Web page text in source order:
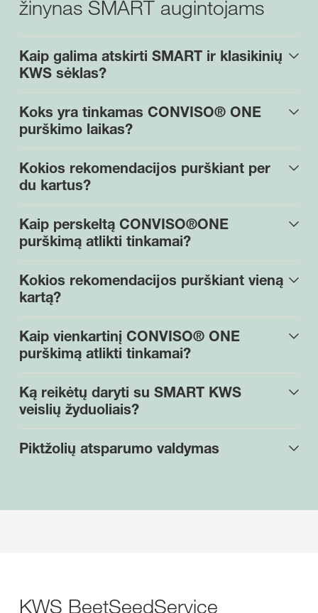
žinynas SMART augintojams
Kaip galima atskirti SMART ir klasikinių
KWS sėklas?
Koks yra tinkamas CONVISO® ONE
purškimo laikas?
Kokios rekomendacijos purškiant per
du kartus?
Kaip perskeltą CONVISO®ONE
purškimą atlikti tinkamai?
Kokios rekomendacijos purškiant vieną
kartą?
Kaip vienkartinį CONVISO® ONE
purškimą atlikti tinkamai?
Ką reikėtų daryti su SMART KWS
veislių žyduoliais?
Piktžolių atsparumo valdymas
KWS BeetSeedService